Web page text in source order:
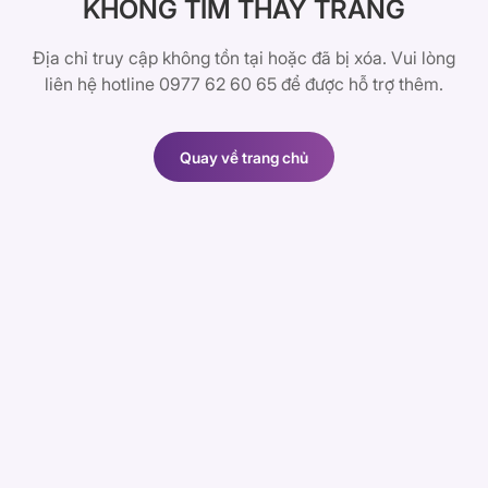
KHÔNG TÌM THẤY TRANG
Địa chỉ truy cập không tồn tại hoặc đã bị xóa. Vui lòng
liên hệ hotline 0977 62 60 65 để được hỗ trợ thêm.
Quay về trang chủ
Quay về trang chủ